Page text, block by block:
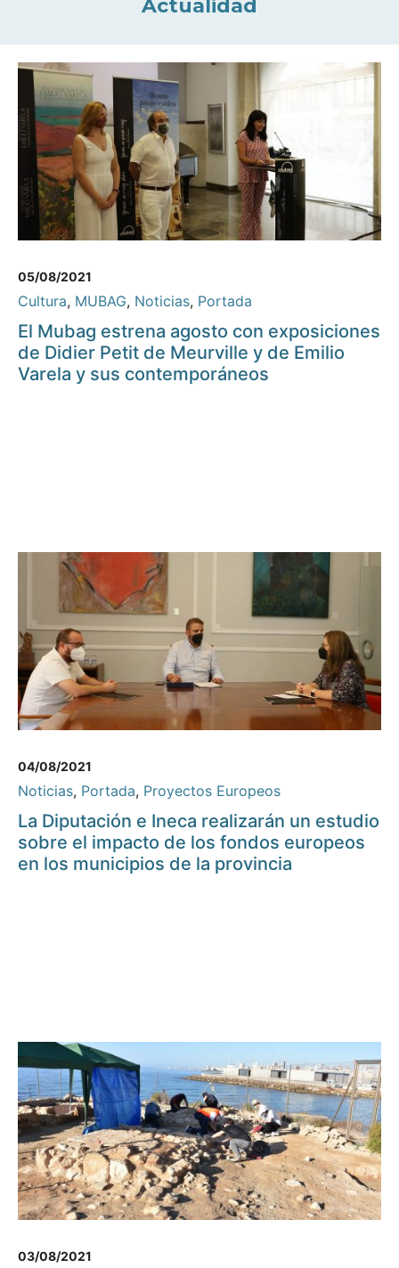
Actualidad
05/08/2021
Cultura, MUBAG, Noticias, Portada
El Mubag estrena agosto con exposiciones
de Didier Petit de Meurville y de Emilio
Varela y sus contemporáneos
04/08/2021
Noticias, Portada, Proyectos Europeos
La Diputación e Ineca realizarán un estudio
sobre el impacto de los fondos europeos
en los municipios de la provincia
03/08/2021